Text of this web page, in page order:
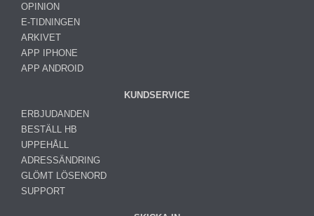
OPINION
E-TIDNINGEN
ARKIVET
APP IPHONE
APP ANDROID
KUNDSERVICE
ERBJUDANDEN
BESTÄLL HB
UPPEHÅLL
ADRESSÄNDRING
GLÖMT LÖSENORD
SUPPORT